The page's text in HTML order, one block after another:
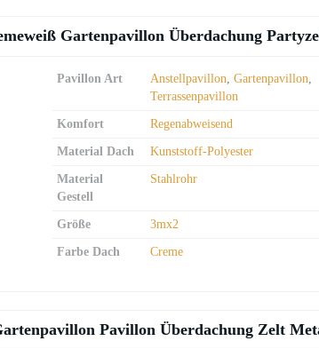
Gartenpavillon Überdachung
Pavillon Art Anstellpavillon,Gartenpavillon,
Terrassenpavillon
Komfort Regenabweisend
Material Dach Kunststoff-Polyester
Material
Gestell
Stahlrohr
Größe 3mx2
Farbe Dach Creme
Pavillon Überdachung Zelt